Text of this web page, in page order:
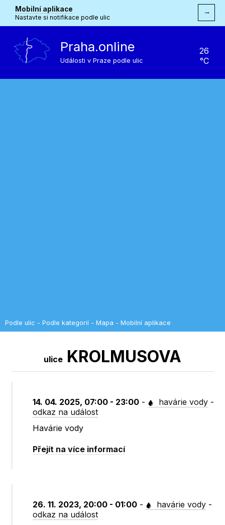
Mobilní aplikace
Nastavte si notifikace podle ulic
→
Praha.online
Události v Praze podle ulic
26
°C
Podle ulic - Podle kategorií - Mapa - Mobilní aplikace
ulice KROLMUSOVA
14. 04. 2025, 07:00 - 23:00 - havárie vody -
odkaz na událost
Havárie vody
Přejít na více informací
26. 11. 2023, 20:00 - 01:00 - havárie vody -
odkaz na událost